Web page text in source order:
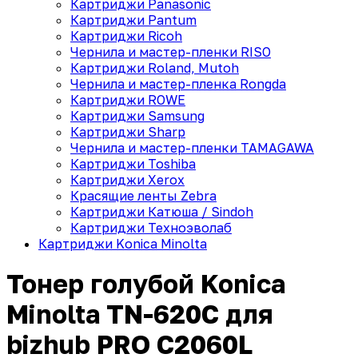
Картриджи Panasonic
Картриджи Pantum
Картриджи Ricoh
Чернила и мастер-пленки RISO
Картриджи Roland, Mutoh
Чернила и мастер-пленка Rongda
Картриджи ROWE
Картриджи Samsung
Картриджи Sharp
Чернила и мастер-пленки TAMAGAWA
Картриджи Toshiba
Картриджи Xerox
Красящие ленты Zebra
Картриджи Катюша / Sindoh
Картриджи Техноэволаб
Картриджи Konica Minolta
Тонер голубой Konica
Minolta TN-620C для
bizhub PRO C2060L